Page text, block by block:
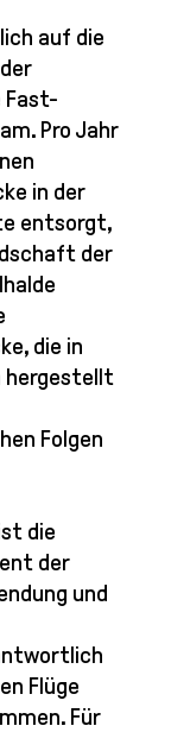
auf die
Fast-
Pro Jahr
in der
entsorgt,
der
die in
hergestellt
Folgen
die
der
und
Flüge
Für